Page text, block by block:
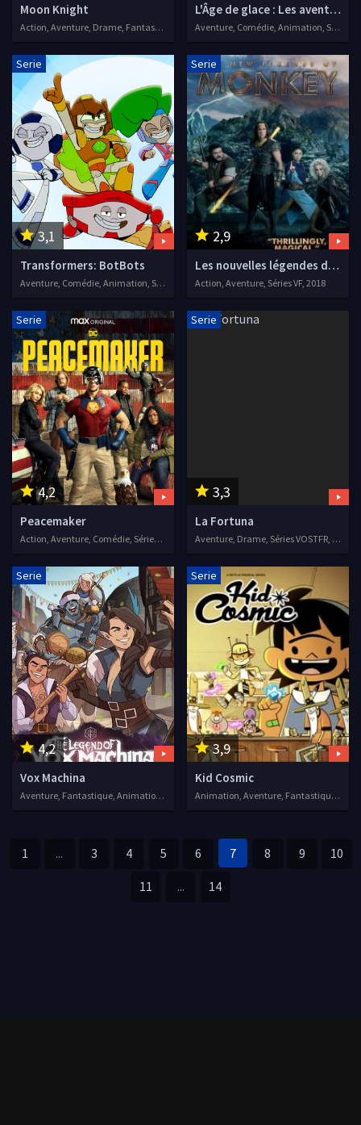
Moon Knight
Action, Aventure, Drame, Fantastique, Séries VF
L'Âge de glace : Les aventures de Scrat
Aventure, Comédie, Animation, Séries VF
3,1
Serie
Transformers: BotBots
Aventure, Comédie, Animation, Séries VF
2,9
Serie
Les nouvelles légendes du roi Singe
Action, Aventure, Séries VF, 2018
4,2
Serie
Peacemaker
Action, Aventure, Comédie, Séries VOSTFR
3,3
Serie
La Fortuna
Aventure, Drame, Séries VOSTFR, 2021
4,2
Serie
Vox Machina
Aventure, Fantastique, Animation, Séries VF
3,9
Serie
Kid Cosmic
Animation, Aventure, Fantastique, Séries VF, 2021
1 ... 3 4 5 6 7 8 9 10
11 ... 14